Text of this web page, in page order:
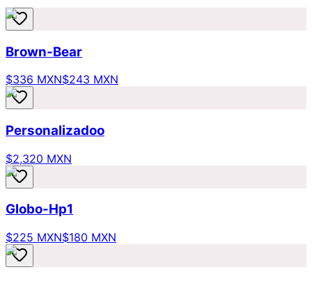
Brown-Bear
$336 MXN$243 MXN
Personalizadoo
$2,320 MXN
Globo-Hp1
$225 MXN$180 MXN